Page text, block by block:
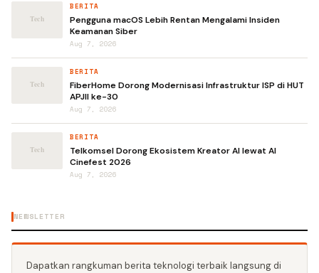
BERITA
Pengguna macOS Lebih Rentan Mengalami Insiden
Keamanan Siber
Aug 7, 2026
BERITA
FiberHome Dorong Modernisasi Infrastruktur ISP di HUT
APJII ke-30
Aug 7, 2026
BERITA
Telkomsel Dorong Ekosistem Kreator AI lewat AI
Cinefest 2026
Aug 7, 2026
NEWSLETTER
Dapatkan rangkuman berita teknologi terbaik langsung di